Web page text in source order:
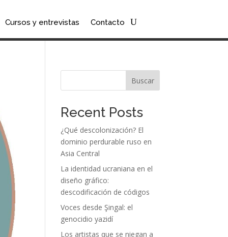
Cursos y entrevistas Contacto
Buscar
Recent Posts
¿Qué descolonización? El
dominio perdurable ruso en
Asia Central
La identidad ucraniana en el
diseño gráfico:
descodificación de códigos
Voces desde Şingal: el
genocidio yazidí
Los artistas que se niegan a